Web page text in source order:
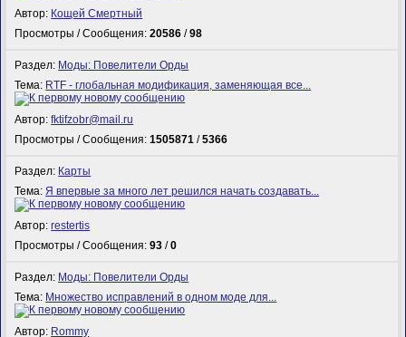
Автор: Кощей Смертный
Просмотры / Сообщения:20586 /98
Раздел: Моды: Повелители Орды
Тема: RTF - глобальная модификация, заменяющая все...
Автор:fktifzobr@mail.ru
Просмотры / Сообщения:1505871 /5366
Раздел: Карты
Тема:Я впервые за много лет решился начать создавать...
Автор:restertis
Просмотры / Сообщения:93 /0
Раздел: Моды: Повелители Орды
Тема: Множество исправлений в одном моде для...
Автор: Rommy